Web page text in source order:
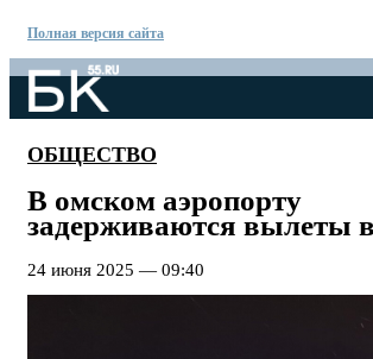
Полная версия сайта
ОБЩЕСТВО
В омском аэропорту
задерживаются вылеты
24 июня 2025 — 09:40